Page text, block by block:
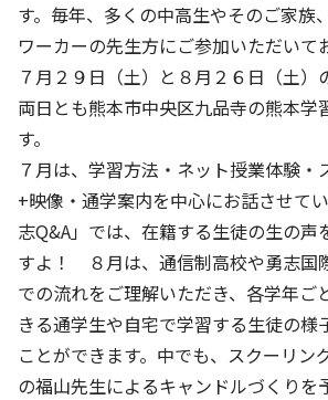
す。毎年、多くの中高生やそのご家族
ワーカーの先生方にご参加いただいて
７月２９日（土）と８月２６日（土）
両日とも熊本市中央区九品寺の熊本学
す。
７月は、学習方法・ネット授業体験・
+映像・通学案内を中心にお話させて
志Q&A」では、在籍する生徒の生の声
すよ！ ８月は、通信制高校や勇志国
での流れをご理解いただき、各学年ご
きる通学生や自宅で学習する生徒の様
ことができます。中でも、スクーリン
の福山先生によるキャンドルづくりを